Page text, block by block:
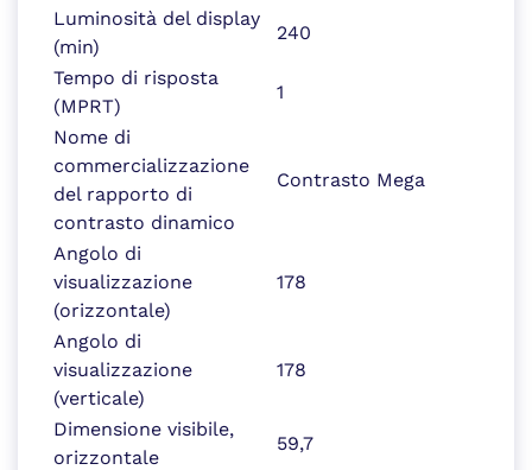
Luminosità del display
(min)
240
Tempo di risposta
(MPRT)
1
Nome di
commercializzazione
del rapporto di
contrasto dinamico
Contrasto Mega
Angolo di
visualizzazione
(orizzontale)
178
Angolo di
visualizzazione
(verticale)
178
Dimensione visibile,
orizzontale
59,7